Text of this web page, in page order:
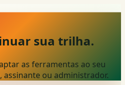
sua trilha.
as ferramentas ao seu
assinante ou administrador.